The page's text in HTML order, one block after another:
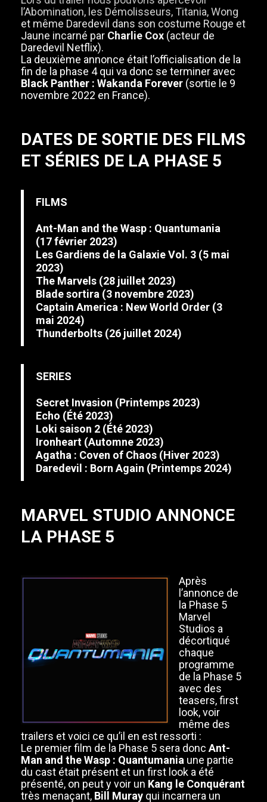
l’Abomination, les Démolisseurs, Titania, Wong
et même Daredevil dans son costume Rouge et
Jaune incarné par Charlie Cox (acteur de
Daredevil Netflix).
La deuxième annonce était l’officialisation de la
fin de la phase 4 qui va donc se terminer avec
Black Panther : Wakanda Forever (sortie le 9
novembre 2022 en France).
DATES DE SORTIE DES FILMS
ET SÉRIES DE LA PHASE 5
FILMS
Ant-Man and the Wasp : Quantumania
(17 février 2023)
Les Gardiens de la Galaxie Vol. 3 (5 mai
2023)
The Marvels (28 juillet 2023)
Bladesortira (3 novembre 2023)
Captain America : New World Order (3
mai 2024)
Thunderbolts (26 juillet 2024)
SERIES
Secret Invasion (Printemps 2023)
Echo (Été 2023)
Loki saison 2 (Été 2023)
Ironheart (Automne 2023)
Agatha : Coven of Chaos (Hiver 2023)
Daredevil : Born Again (Printemps 2024)
MARVEL STUDIO ANNONCE
LA PHASE 5
Après
l’annonce de
la Phase 5
Marvel
Studios a
décortiqué
chaque
programme
de la Phase 5
avec des
teasers, first
look, voir
même des
trailers et voici ce qu’il en est ressorti :
Le premier film de la Phase 5 sera donc Ant-
Man and the Wasp : Quantumania une partie
du cast était présent et un first look a été
présenté, on peut y voir un Kang le Conquérant
très menaçant, Bill Muray qui incarnera un